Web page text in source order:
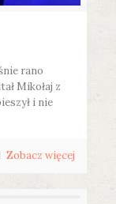
rano
Mikołaj z
i nie
Zobacz więcej